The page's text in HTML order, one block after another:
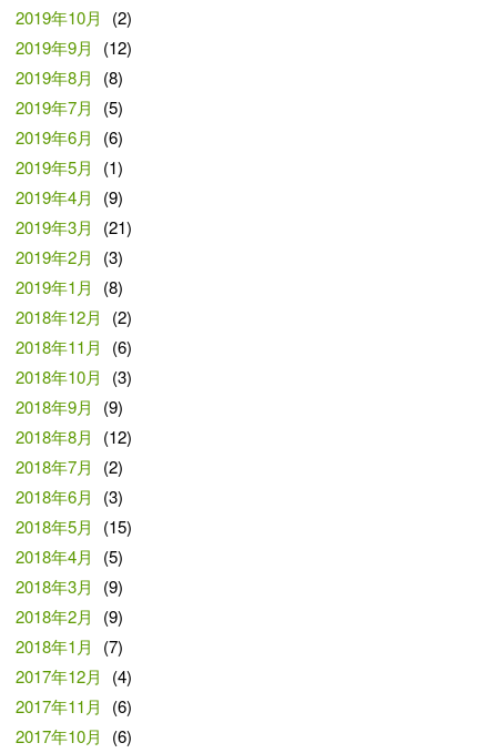
2019年10月
(2)
2019年9月
(12)
2019年8月
(8)
2019年7月
(5)
2019年6月
(6)
2019年5月
(1)
2019年4月
(9)
2019年3月
(21)
2019年2月
(3)
2019年1月
(8)
2018年12月
(2)
2018年11月
(6)
2018年10月
(3)
2018年9月
(9)
2018年8月
(12)
2018年7月
(2)
2018年6月
(3)
2018年5月
(15)
2018年4月
(5)
2018年3月
(9)
2018年2月
(9)
2018年1月
(7)
2017年12月
(4)
2017年11月
(6)
2017年10月
(6)